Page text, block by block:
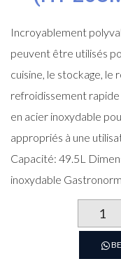
Incroyablement
peuvent être utilisés
cuisine, le stockage, le
refroidissement
en acier inoxydable
appropriés à une
Capacité: 49.5L
inoxydable